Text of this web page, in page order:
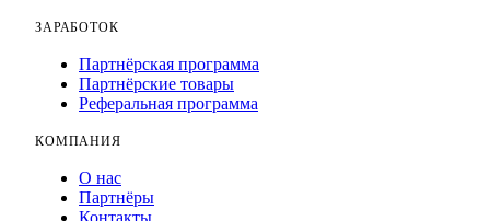
ЗАРАБОТОК
Партнёрская программа
Партнёрские товары
Реферальная программа
КОМПАНИЯ
О нас
Партнёры
Контакты